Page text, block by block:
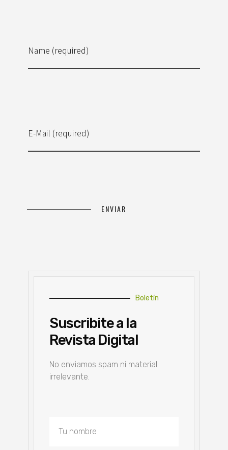
Name (required)
E-Mail (required)
Boletín
Suscribite a la
Revista Digital
No enviamos spam ni material
irrelevante.